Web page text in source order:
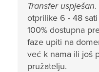
Transfer uspješan
otprilike 6 - 48
100% dostupna
faze upiti na
već k nama ili još
pružatelju.